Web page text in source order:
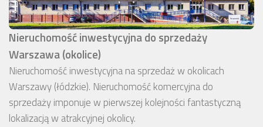
Nieruchomość inwestycyjna do sprzedaży
Warszawa (okolice)
Nieruchomość inwestycyjna na sprzedaż w okolicach
Warszawy (łódzkie). Nieruchomość komercyjna do
sprzedaży imponuje w pierwszej kolejności fantastyczną
lokalizacją w atrakcyjnej okolicy.